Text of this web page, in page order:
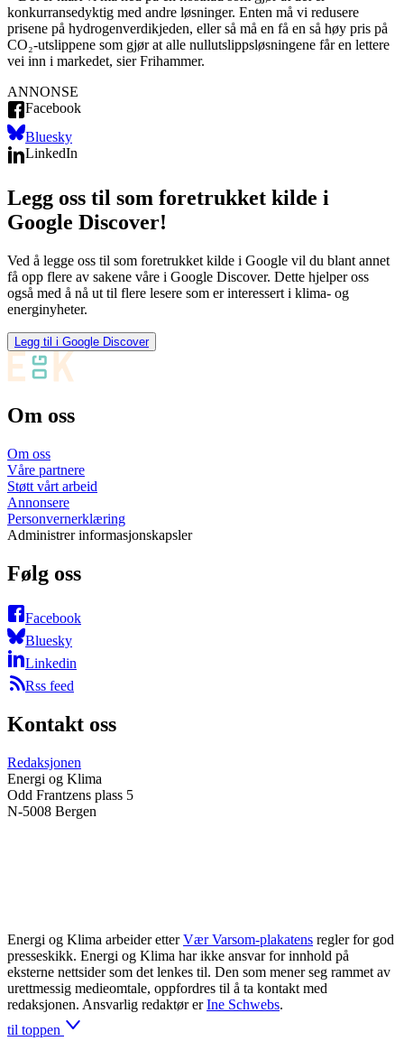
konkurransedyktig med andre løsninger. Enten må vi redusere
prisene på hydrogenverdikjeden, eller så må en få en så høy pris på
CO₂-utslippene som gjør at alle nullutslippsløsningene får en lettere
vei inn i markedet, sier Frihammer.
ANNONSE
Facebook
Bluesky
LinkedIn
Legg oss til som foretrukket kilde i
Google Discover!
Ved å legge oss til som foretrukket kilde i Google vil du blant annet
få opp flere av sakene våre i Google Discover. Dette hjelper oss
også med å nå ut til flere lesere som er interessert i klima- og
energinyheter.
Legg til i Google Discover
Om oss
Om oss
Våre partnere
Støtt vårt arbeid
Annonsere
Personvernerklæring
Administrer informasjonskapsler
Følg oss
Facebook
Bluesky
Linkedin
Rss feed
Kontakt oss
Redaksjonen
Energi og Klima
Odd Frantzens plass 5
N-5008 Bergen
Energi og Klima arbeider etter Vær Varsom-plakatens regler for god
presseskikk. Energi og Klima har ikke ansvar for innhold på
eksterne nettsider som det lenkes til. Den som mener seg rammet av
urettmessig medieomtale, oppfordres til å ta kontakt med
redaksjonen. Ansvarlig redaktør er Ine Schwebs.
til toppen